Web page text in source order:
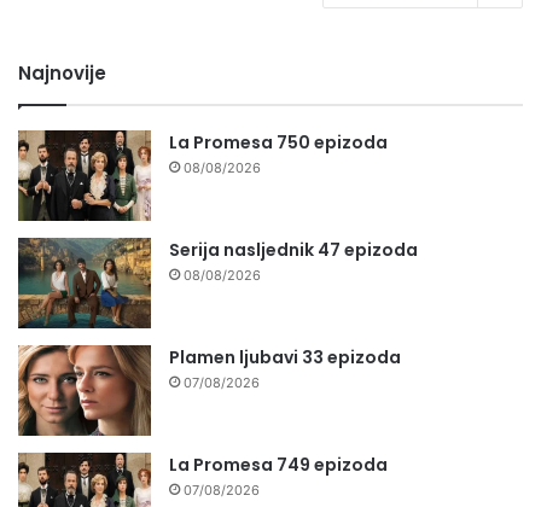
Najnovije
La Promesa 750 epizoda
08/08/2026
Serija nasljednik 47 epizoda
08/08/2026
Plamen ljubavi 33 epizoda
07/08/2026
La Promesa 749 epizoda
07/08/2026